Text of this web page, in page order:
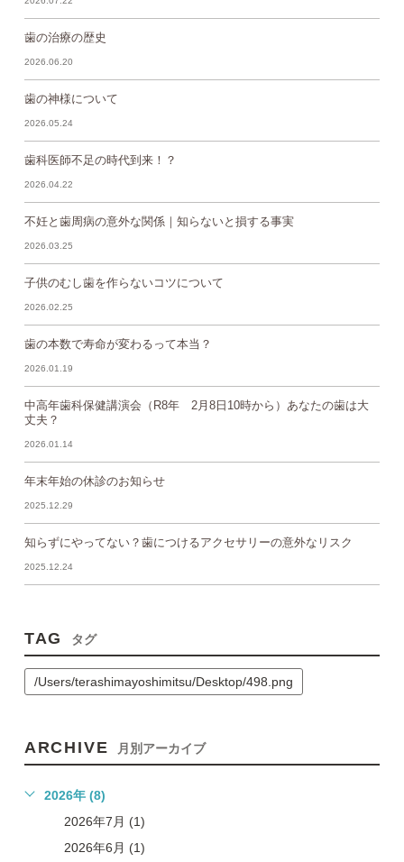
歯の治療の歴史
2026.06.20
歯の神様について
2026.05.24
歯科医師不足の時代到来！？
2026.04.22
不妊と歯周病の意外な関係｜知らないと損する事実
2026.03.25
子供のむし歯を作らないコツについて
2026.02.25
歯の本数で寿命が変わるって本当？
2026.01.19
中高年歯科保健講演会（R8年 2月8日10時から）あなたの歯は大
丈夫？
2026.01.14
年末年始の休診のお知らせ
2025.12.29
知らずにやってない？歯につけるアクセサリーの意外なリスク
2025.12.24
TAG タグ
/Users/terashimayoshimitsu/Desktop/498.png
ARCHIVE 月別アーカイブ
2026年 (8)
2026年7月 (1)
2026年6月 (1)